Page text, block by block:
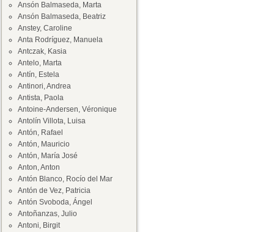
Ansón Balmaseda, Marta
Ansón Balmaseda, Beatriz
Anstey, Caroline
Anta Rodríguez, Manuela
Antczak, Kasia
Antelo, Marta
Antín, Estela
Antinori, Andrea
Antista, Paola
Antoine-Andersen, Véronique
Antolín Villota, Luisa
Antón, Rafael
Antón, Mauricio
Antón, María José
Anton, Anton
Antón Blanco, Rocío del Mar
Antón de Vez, Patricia
Antón Svoboda, Ángel
Antoñanzas, Julio
Antoni, Birgit